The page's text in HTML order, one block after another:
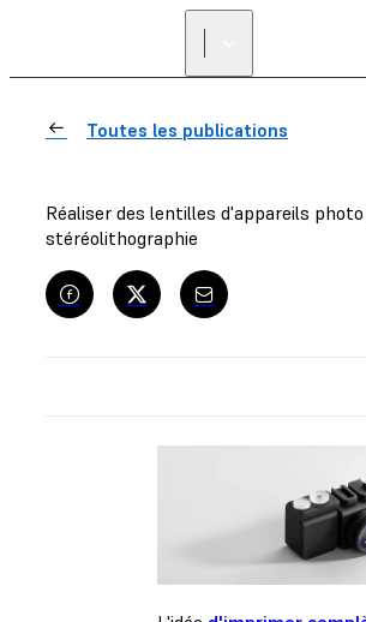
Toutes les publications
Réaliser des lentilles d'appareils
stéréolithographie